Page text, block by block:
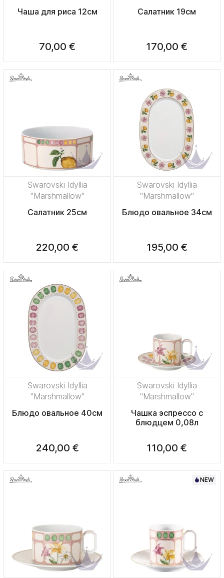
Чаша для риса 12см
70,00 €
Салатник 19см
170,00 €
Swarovski Idyllia
"Marshmallow"
Салатник 25см
220,00 €
Swarovski Idyllia
"Marshmallow"
Блюдо овальное 34см
195,00 €
Swarovski Idyllia
"Marshmallow"
Блюдо овальное 40см
240,00 €
Swarovski Idyllia
"Marshmallow"
Чашка эспрессо с
блюдцем 0,08л
110,00 €
NEW